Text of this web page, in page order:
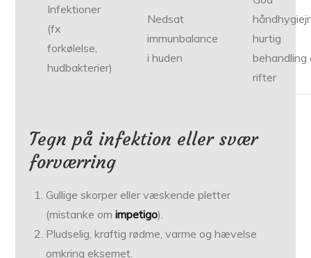
Infektioner
(fx
forkølelse,
hudbakterier)
Nedsat
immunbalance
i huden
hurtig
behandling
rifter
Tegn på infektion eller svær
forværring
Gullige skorper eller væskende pletter
(mistanke omimpetigo).
Pludselig, kraftig rødme, varme og hævelse
omkring eksemet.